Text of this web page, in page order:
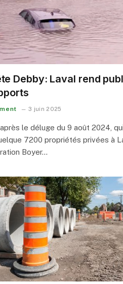
Debby: Laval rend
3 juin 2025
le déluge du 9 août 2024,
7200 propriétés privées à
Boyer…